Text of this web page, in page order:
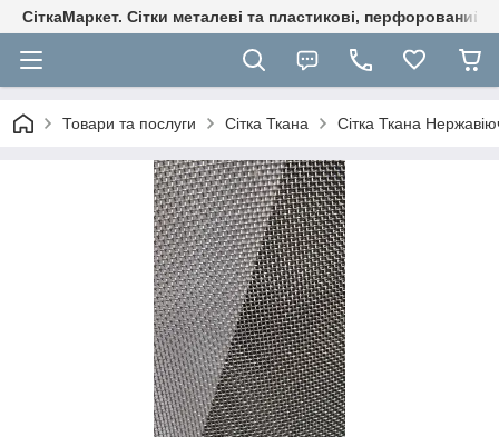
СіткаМаркет. Cітки металеві та пластикові, перфорований
Товари та послуги Сітка Ткана Сітка Ткана